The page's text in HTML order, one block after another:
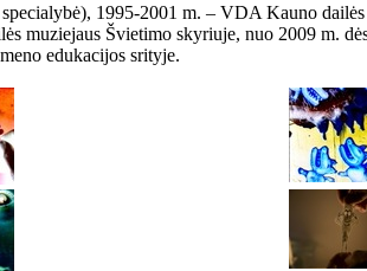
1995-2001 m. – VDA Kauno
muziejaus Švietimo skyriuje, nuo 2009 m.
edukacijos srityje.